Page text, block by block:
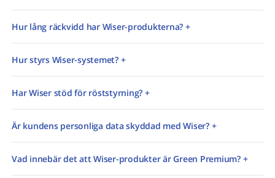
Hur lång räckvidd har Wiser-produkterna? +
Hur styrs Wiser-systemet? +
Har Wiser stöd för röststyrning? +
Är kundens personliga data skyddad med Wiser? +
Vad innebär det att Wiser-produkter är Green Premium? +